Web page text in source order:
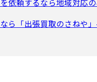
依頼するなら地域対応
ら「出張買取のさねや